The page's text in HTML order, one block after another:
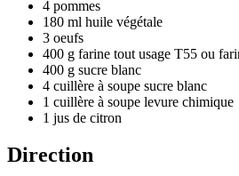
4 pommes
180 ml huile végétale
3 oeufs
400 g farine tout usage T55 ou
400 g sucre blanc
4 cuillère à soupe sucre blanc
1 cuillère à soupe levure chimique
1 jus de citron
Direction